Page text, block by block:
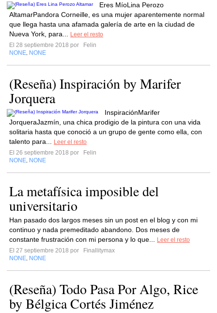
Eres MíoLina Perozo
AltamarPandora Corneille, es una mujer aparentemente normal
que llega hasta una afamada galería de arte en la ciudad de
Nueva York, para...
Leer el resto
El 28 septiembre 2018 por
Felin
NONE NONE
(Reseña) Inspiración by Marifer
Jorquera
InspiraciónMarifer
JorqueraJazmín, una chica prodigio de la pintura con una vida
solitaria hasta que conoció a un grupo de gente como ella, con
talento para...
Leer el resto
El 26 septiembre 2018 por
Felin
NONE NONE
La metafísica imposible del
universitario
Han pasado dos largos meses sin un post en el blog y con mi
continuo y nada premeditado abandono. Dos meses de
constante frustración con mi persona y lo que...
Leer el resto
El 27 septiembre 2018 por
Finallitymax
NONE NONE
(Reseña) Todo Pasa Por Algo, Rice
by Bélgica Cortés Jiménez